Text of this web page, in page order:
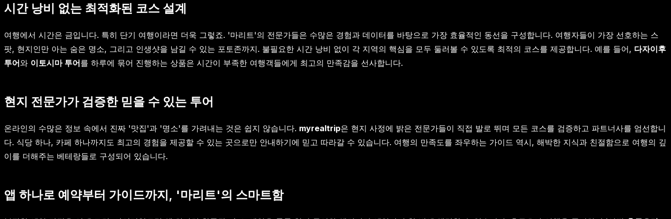
시간 낭비 없는 최적화된 코스 설계
여행에서 시간은 금입니다. 특히 단기 여행이라면 더욱 그렇죠. '마리트'의 전문가들은 수많은 경험과 데이터를 바탕으로 가장 효율적인 동선을 구성합니다. 여행자들이 가장 선호하는 스
팟, 현지인만 아는 숨은 명소, 그리고 인생샷을 남길 수 있는 포토존까지. 불필요한 시간 낭비 없이 각 지역의 핵심을 모두 둘러볼 수 있도록 최적의 코스를 제공합니다. 예를 들어, 다자이후
투어와 이토시마 투어를 하루에 묶어 진행하는 상품은 시간이 부족한 여행객들에게 최고의 만족감을 선사합니다.
현지 전문가가 검증한 믿을 수 있는 투어
온라인의 수많은 정보 속에서 진짜 '맛집'과 '명소'를 가려내는 것은 쉽지 않습니다. myrealtrip은 현지 사정에 밝은 전문가들이 직접 발로 뛰며 모든 코스를 검증하고 파트너사를 엄선합니
다. 식당 하나, 카페 하나까지도 최고의 경험을 제공할 수 있는 곳으로만 안내하기에 믿고 따라갈 수 있습니다. 여행의 만족도를 좌우하는 가이드 역시, 해박한 지식과 친절함으로 여행의 깊
이를 더해주는 베테랑들로 구성되어 있습니다.
앱 하나로 예약부터 가이드까지, '마리트'의 스마트함